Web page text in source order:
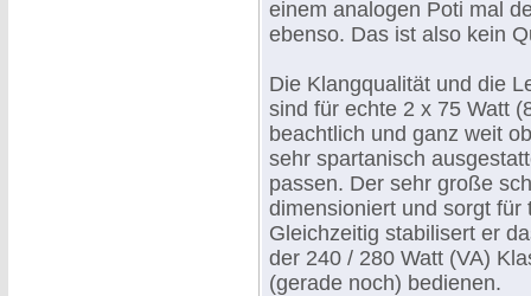
einem analogen Poti mal
ebenso. Das ist also kein
Die Klangqualität und die
sind für echte 2 x 75 Watt
beachtlich und ganz weit
sehr spartanisch
passen. Der sehr große
dimensioniert und sorgt für
Gleichzeitig stabilisert er
der 240 / 280 Watt (VA)
(gerade noch) bedienen.